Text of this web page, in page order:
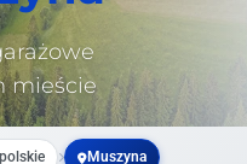
mieście
Muszyna